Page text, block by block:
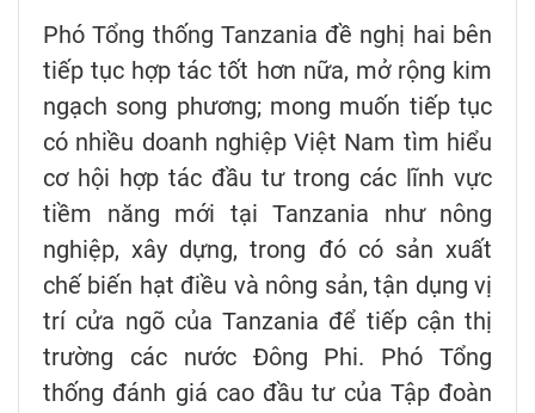
Phó Tổng thống Tanzania đề nghị hai bên
tiếp tục hợp tác tốt hơn nữa, mở rộng kim
ngạch song phương; mong muốn tiếp tục
có nhiều doanh nghiệp Việt Nam tìm hiểu
cơ hội hợp tác đầu tư trong các lĩnh vực
tiềm năng mới tại Tanzania như nông
nghiệp, xây dựng, trong đó có sản xuất
chế biến hạt điều và nông sản, tận dụng vị
trí cửa ngõ của Tanzania để tiếp cận thị
trường các nước Đông Phi. Phó Tổng
thống đánh giá cao đầu tư của Tập đoàn